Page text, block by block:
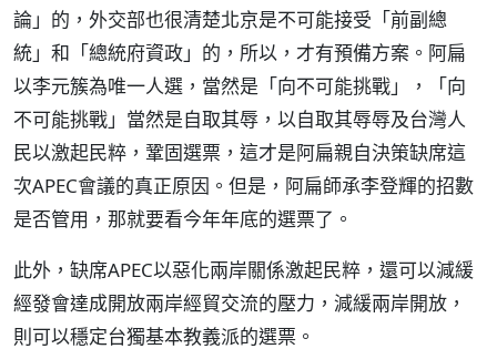
論」的，外交部也很清楚北京是不可能接受「前副總
統」和「總統府資政」的，所以，才有預備方案。阿扁
以李元簇為唯一人選，當然是「向不可能挑戰」，「向
不可能挑戰」當然是自取其辱，以自取其辱辱及台灣人
民以激起民粹，鞏固選票，這才是阿扁親自決策缺席這
次APEC會議的真正原因。但是，阿扁師承李登輝的招數
是否管用，那就要看今年年底的選票了。
此外，缺席APEC以惡化兩岸關係激起民粹，還可以減緩
經發會達成開放兩岸經貿交流的壓力，減緩兩岸開放，
則可以穩定台獨基本教義派的選票。